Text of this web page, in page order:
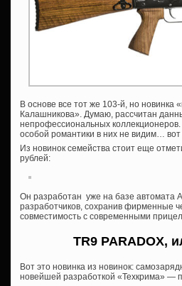
В основе все тот же 103-й, но новинка
Калашникова». Думаю, рассчитан
непрофессиональных
особой романтики в них не видим…
Из новинок семейства стоит еще
рублей:
Он разработан уже на базе автомата
разработчиков, сохранив фирменные
совместимость с современными
TR9 PARADOX,
Вот это новинка из новинок:
новейшей разработкой «Техкрима» —